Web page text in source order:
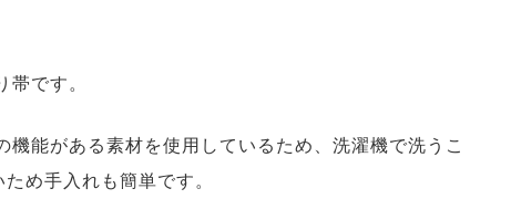
です。
能がある素材を使用しているため、洗濯機で洗うこ
め手入れも簡単です。